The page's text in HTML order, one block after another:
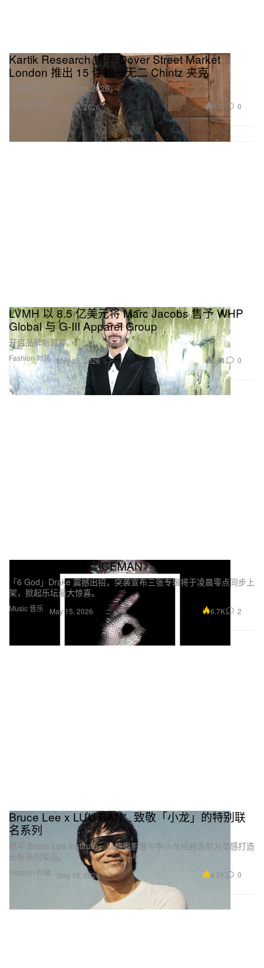
Fashion 时装
Kartik Research 携手 Dover Street Market
London 推出 15 件独一无二 Chintz 夹克
为庆祝 Photo London 2026。
May 15, 2026 930 0
Fashion 时装
LVMH 以 8.5 亿美元将 Marc Jacobs 售予 WHP
Global 与 G-III Apparel Group
开启品牌新篇章。
May 15, 2026 554 0
Music 音乐
Drake 全新专辑《ICEMAN》正式上线
「6 God」Drake 震撼出招，突袭宣布三张专辑将于凌晨零点同步上
架，掀起乐坛最大惊喜。
May 15, 2026 6.7K 2
Fashion 时装
Bruce Lee x LỰU ĐẠN：致敬「小龙」的特别联
名系列
携手 Bruce Lee Institute，以档案影像与李小龙经典造型为灵感打造
全新系列单品。
May 15, 2026 4.2K 0